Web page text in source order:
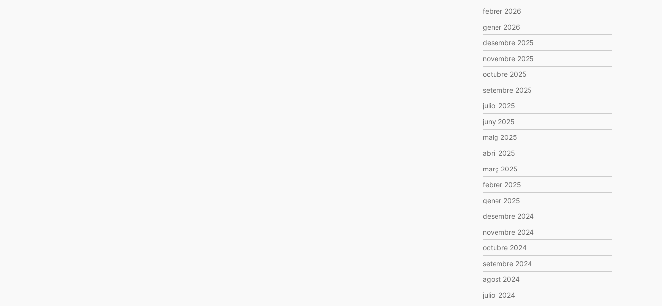
febrer 2026
gener 2026
desembre 2025
novembre 2025
octubre 2025
setembre 2025
juliol 2025
juny 2025
maig 2025
abril 2025
març 2025
febrer 2025
gener 2025
desembre 2024
novembre 2024
octubre 2024
setembre 2024
agost 2024
juliol 2024